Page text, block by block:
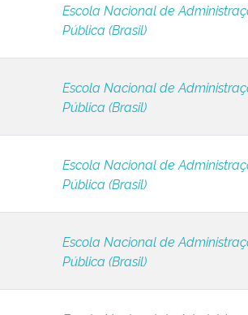
Escola Nacional de
Pública (Brasil)
Escola Nacional de
Pública (Brasil)
Escola Nacional de
Pública (Brasil)
Escola Nacional de
Pública (Brasil)